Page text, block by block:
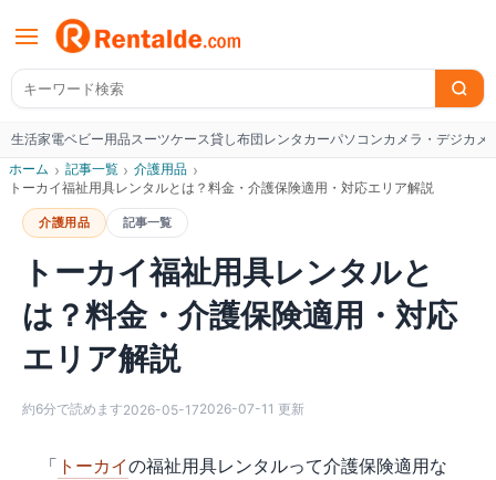
生活家電ベビー用品スーツケース貸し布団レンタカーパソコンカメラ・デジカメ
ホーム › 記事一覧 › 介護用品 ›
トーカイ福祉用具レンタルとは？料金・介護保険適用・対応エリア解説
介護用品 記事一覧
トーカイ福祉用具レンタルと
は？料金・介護保険適用・対応
エリア解説
約6分で読めます2026-05-172026-07-11 更新
「 トーカイの福祉用具レンタルって介護保険適用な